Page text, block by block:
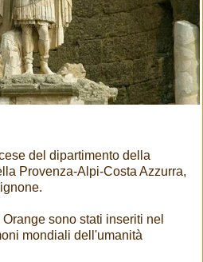
del dipartimento della
Provenza-Alpi-Costa Azzurra,
sono stati inseriti nel
mondiali dell'umanità